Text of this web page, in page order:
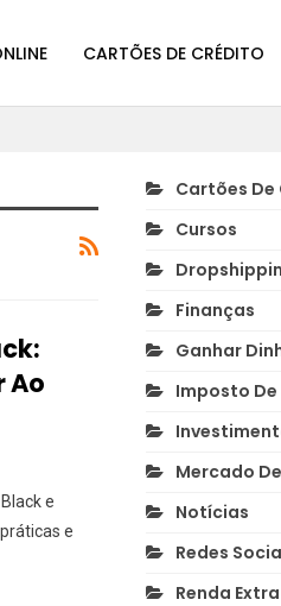
CARTÕES DE CRÉDITO
Ao
e
e
Cartões
Cursos
Finanças
Ganhar
Imposto De
Mercado
Notícias
Redes
Renda Extra